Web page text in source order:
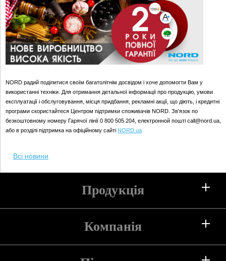
NORD радий поділитися своїм багатолітнім досвідом і хоче допомогти Вам у
використанні техніки. Для отримання детальної інформації про продукцію, умови
експлуатації і обслуговування, місця придбання, рекламні акції, що діють, і кредитні
програми скористайтеся Центром підтримки споживачів NORD. Зв'язок по
безкоштовному номеру Гарячої лінії 0 800 505 204, електронной пошті call@nord.ua,
або в розділі підтримка на офіційному сайті NORD.ua
Всі новини
Продукція
Холодильники
Морозильні камери
Компанія